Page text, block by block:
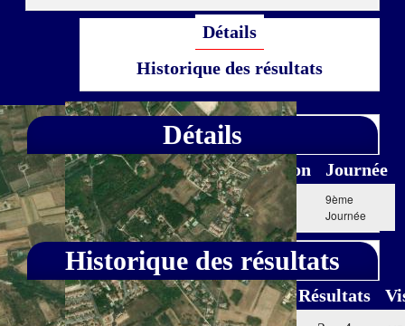
Détails
Historique des résultats
Détails
Date Heure Compétition Saison Journée
21 Juil.
12
20:00
Championnat de
France Élite 2
2012
9ème
Journée
Historique des résultats
Date Domicile Résultats